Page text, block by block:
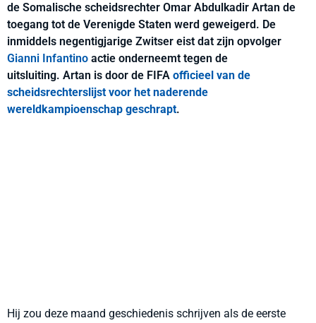
de Somalische scheidsrechter Omar Abdulkadir Artan de
toegang tot de Verenigde Staten werd geweigerd. De
inmiddels negentigjarige Zwitser eist dat zijn opvolger
Gianni Infantino actie onderneemt tegen de
uitsluiting. Artan is door de FIFA officieel van de
scheidsrechterslijst voor het naderende
wereldkampioenschap geschrapt.
Hij zou deze maand geschiedenis schrijven als de eerste